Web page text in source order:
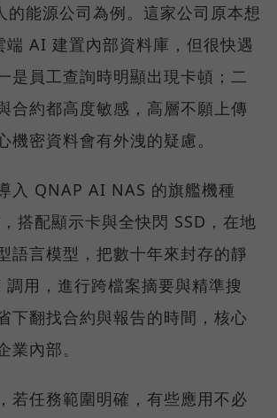
的能源公司為例。這家公司原本想
端 AI 建置內部資料庫，但很快遇
是員工查詢時明顯出現卡頓；二
合約都高度敏感，高層不願上傳
機密資料會有外洩的疑慮。
入 QNAP AI NAS 的旗艦機種
搭配顯示卡與全快閃 SSD，在地
語言模型，把數十年來封存的靜
用，進行跨檔案摘要與精準搜
下翻找合約與報告的時間，核心
業內部。
若任務範圍明確，有些應用不必